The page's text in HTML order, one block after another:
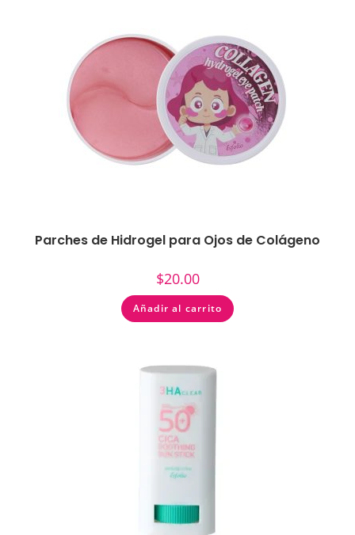
Parches de Hidrogel para Ojos de Colágeno
$20.00
Añadir al carrito